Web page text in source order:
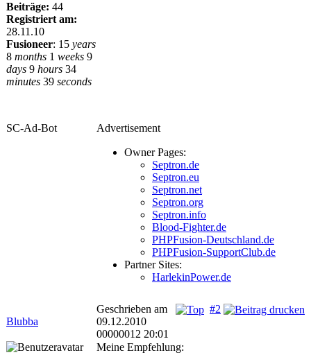
Beiträge: 44
Registriert am:
28.11.10
Fusioneer: 15 years
8 months 1 weeks 9
days 9 hours 34
minutes 39 seconds
SC-Ad-Bot Advertisement
Owner Pages:
Septron.de
Septron.eu
Septron.net
Septron.org
Septron.info
Blood-Fighter.de
PHPFusion-Deutschland.de
PHPFusion-SupportClub.de
Partner Sites:
HarlekinPower.de
Blubba
#2
Geschrieben am
09.12.2010
00000012 20:01
Meine Empfehlung: